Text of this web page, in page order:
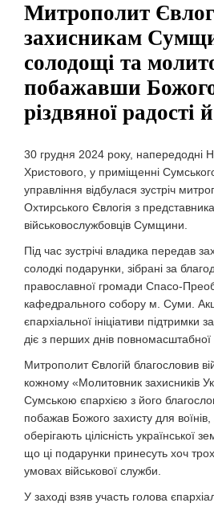
Митрополит
захисникам
солодощі та
побажавши Божого
різдвяної радості
30 грудня 2024 року, напередодні
Христового, у приміщенні
управління відбулася зустріч
Охтирського Євлогія з
військовослужбовців Сумщини.
Під час зустрічі владика передав
солодкі подарунки, зібрані за
православної громади Спасо-
кафедрального собору м. Суми.
єпархіальної ініціативи підтримки
діє з перших днів повномасштабної
Митрополит Євлогій благословив
кожному «Молитовник захисників
Сумською єпархією з його
побажав Божого захисту для воїнів,
оберігають цілісність української
що ці подарунки принесуть хоч
умовах військової служби.
У заході взяв участь голова